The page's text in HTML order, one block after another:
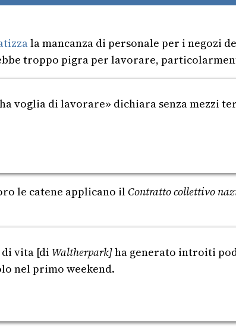
la mancanza di personale per i negozi
troppo pigra per lavorare,
voglia di lavorare» dichiara senza mezzi
le catene applicano ilContratto collettivo
di vita [di Waltherpark]ha generato introiti
nel primo weekend.